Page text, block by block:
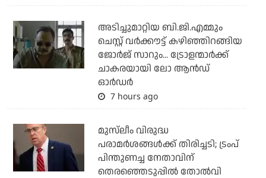
അടിച്ചുമാറ്റിയ ബി.ജി.എമ്മും
ചെസ്റ്റ് വര്‍ക്കൗട്ട് കഴിഞ്ഞിറങ്ങിയ
ജോര്‍ജ് സാറും... ട്രോളന്മാര്‍ക്ക്
ചാകരയായി ലോ ആന്‍ഡ്
ഓര്‍ഡര്‍
7 hours ago
മുസ്‌ലീം വിരുദ്ധ
പരാമര്‍ശങ്ങള്‍ക്ക് തിരിച്ചടി; ട്രംപ്
പിന്തുണച്ച നേതാവിന്
തെരഞ്ഞെടുപ്പില്‍ തോല്‍വി